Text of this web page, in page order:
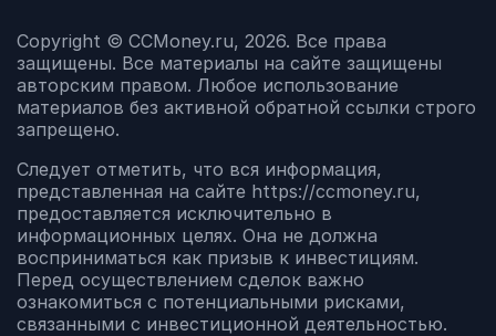
Copyright © CCMoney.ru, 2026. Все права
защищены. Все материалы на сайте защищены
авторским правом. Любое использование
материалов без активной обратной ссылки строго
запрещено.
Следует отметить, что вся информация,
представленная на сайте https://ccmoney.ru,
предоставляется исключительно в
информационных целях. Она не должна
восприниматься как призыв к инвестициям.
Перед осуществлением сделок важно
ознакомиться с потенциальными рисками,
связанными с инвестиционной деятельностью.